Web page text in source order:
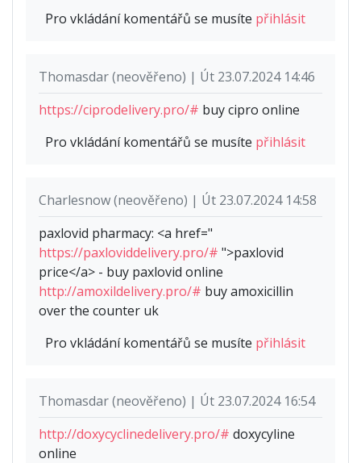
Pro vkládání komentářů se musíte přihlásit
Thomasdar (neověřeno) | Út 23.07.2024 14:46
https://ciprodelivery.pro/# buy cipro online
Pro vkládání komentářů se musíte přihlásit
Charlesnow (neověřeno) | Út 23.07.2024 14:58
paxlovid pharmacy: <a href="
https://paxloviddelivery.pro/# ">paxlovid
price</a> - buy paxlovid online
http://amoxildelivery.pro/# buy amoxicillin
over the counter uk
Pro vkládání komentářů se musíte přihlásit
Thomasdar (neověřeno) | Út 23.07.2024 16:54
http://doxycyclinedelivery.pro/# doxycyline
online